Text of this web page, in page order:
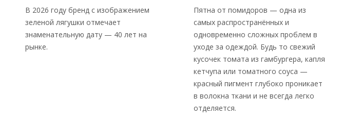
В 2026 году бренд с изображением
зеленой лягушки отмечает
знаменательную дату — 40 лет на
рынке.
Пятна от помидоров — одна из
самых распространённых и
одновременно сложных проблем в
уходе за одеждой. Будь то свежий
кусочек томата из гамбургера, капля
кетчупа или томатного соуса —
красный пигмент глубоко проникает
в волокна ткани и не всегда легко
отделяется.